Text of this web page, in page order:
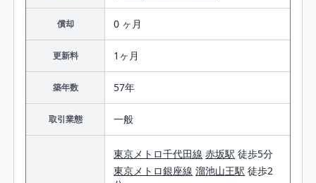
償却 0 ヶ月
更新料 1ヶ月
築年数 57年
取引業態 一般
東京メトロ千代田線 赤坂駅 徒歩5分
東京メトロ銀座線 溜池山王駅 徒歩2